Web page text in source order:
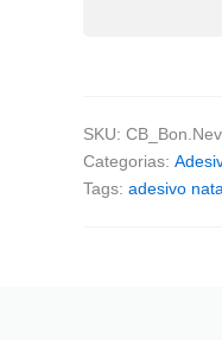
SKU:
Categorias:
Tags: adesivo